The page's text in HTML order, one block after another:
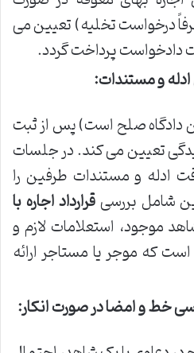
درخواست تخلیه) تعیین می
دادخواست پرداخت گردد.
و مستندات:
دادگاه صلح است) پس از ثبت
تعیین می کند. در جلسات
ادله و مستندات طرفین را
شامل بررسیقرارداد اجاره با
موجود، استعلامات لازم و
که موجر یا مستاجر ارائه
خط و امضا در صورت انکار: